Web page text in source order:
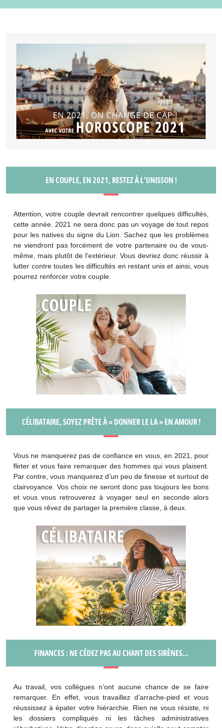
EN COUPLE, EN 2021, RESTEZ À L’UNISSON !
Attention, votre couple devrait rencontrer quelques difficultés,
cette année. 2021 ne sera donc pas un voyage de tout repos
pour les natives du signe du Lion. Sachez que les problèmes
ne viendront pas forcément de votre partenaire ou de vous-
même, mais plutôt de l’extérieur. Vous devriez donc réussir à
lutter contre toutes les difficultés en restant unis et ainsi, vous
pourrez renforcer votre couple.
CÉLIBATAIRE, SOYEZ PRÊTE À « DONNER LE LA » EN AMOUR !
Vous ne manquerez pas de confiance en vous, en 2021, pour
flirter et vous faire remarquer des hommes qui vous plaisent.
Par contre, vous manquerez d’un peu de finesse et surtout de
clairvoyance. Vos choix ne seront donc pas toujours les bons
et vous vous retrouverez à voyager seul en seconde alors
que vous rêvez de partager la première classe, à deux.
FINANCES : NE CÉDEZ PAS AU CHANT DES SIRÈNES…
Au travail, vos collègues n’ont aucune chance de se faire
remarquer. En effet, vous travaillez d’arrache-pied et vous
réussissez à épater votre hiérarchie. Rien ne vous résiste, ni
les dossiers compliqués ni les tâches administratives